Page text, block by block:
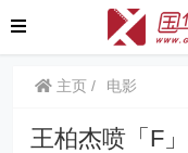
主页 电影
王柏杰喷「F